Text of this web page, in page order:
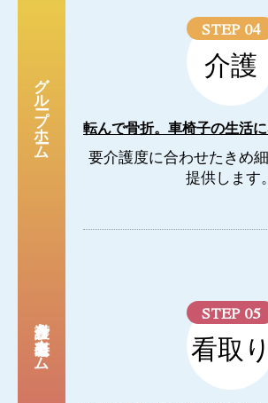
グループホーム
STEP 04
介護
転んで骨折。車椅子の生活
要介護度に合わせたきめ
提供します。
介護付き有料老人ホーム
STEP 05
看取り